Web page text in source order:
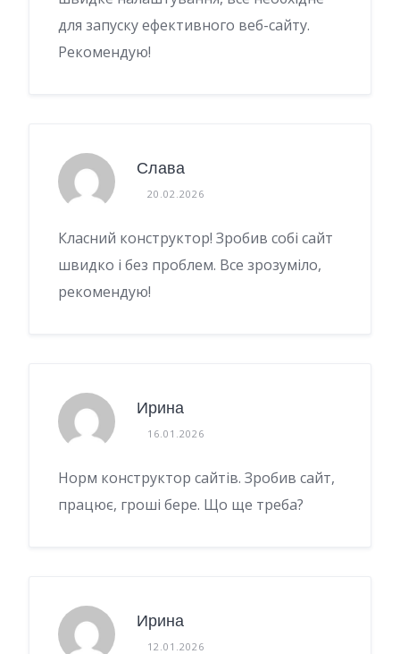
для запуску ефективного веб-сайту.
Рекомендую!
Слава
20.02.2026
Класний конструктор! Зробив собі сайт
швидко і без проблем. Все зрозуміло,
рекомендую!
Ирина
16.01.2026
Норм конструктор сайтів. Зробив сайт,
працює, гроші бере. Що ще треба?
Ирина
12.01.2026